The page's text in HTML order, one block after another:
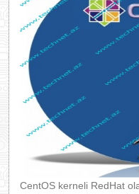
CentOS kerneli RedHat